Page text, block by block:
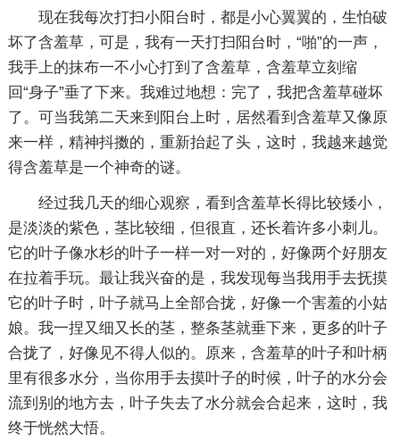
现在我每次打扫小阳台时，都是小心翼翼的，生怕破
坏了含羞草，可是，我有一天打扫阳台时，“啪”的一声，
我手上的抹布一不小心打到了含羞草，含羞草立刻缩
回“身子”垂了下来。我难过地想：完了，我把含羞草碰坏
了。可当我第二天来到阳台上时，居然看到含羞草又像原
来一样，精神抖擞的，重新抬起了头，这时，我越来越觉
得含羞草是一个神奇的谜。
经过我几天的细心观察，看到含羞草长得比较矮小，
是淡淡的紫色，茎比较细，但很直，还长着许多小刺儿。
它的叶子像水杉的叶子一样一对一对的，好像两个好朋友
在拉着手玩。最让我兴奋的是，我发现每当我用手去抚摸
它的叶子时，叶子就马上全部合拢，好像一个害羞的小姑
娘。我一捏又细又长的茎，整条茎就垂下来，更多的叶子
合拢了，好像见不得人似的。原来，含羞草的叶子和叶柄
里有很多水分，当你用手去摸叶子的时候，叶子的水分会
流到别的地方去，叶子失去了水分就会合起来，这时，我
终于恍然大悟。